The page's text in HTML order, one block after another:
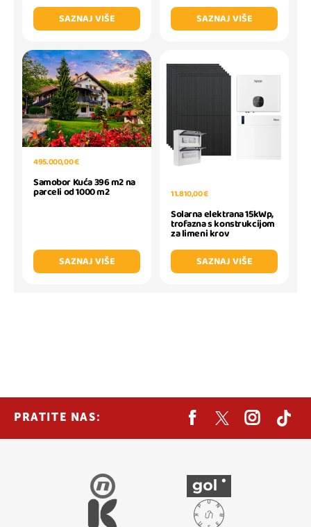
SAZNAJ VIŠE
SAZNAJ VIŠE
495.000,00 €
Samobor Kuća 396 m2 na
parceli od 1000 m2
SAZNAJ VIŠE
11.810,00 €
Solarna elektrana 15kWp,
trofazna s konstrukcijom
za limeni krov
SAZNAJ VIŠE
PRATITE NAS: